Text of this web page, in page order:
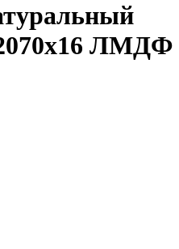
ЛМДФ